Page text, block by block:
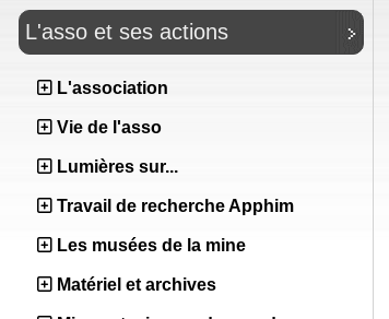
L'asso et ses actions
L'association
Vie de l'asso
Lumières sur...
Travail de recherche Apphim
Les musées de la mine
Matériel et archives